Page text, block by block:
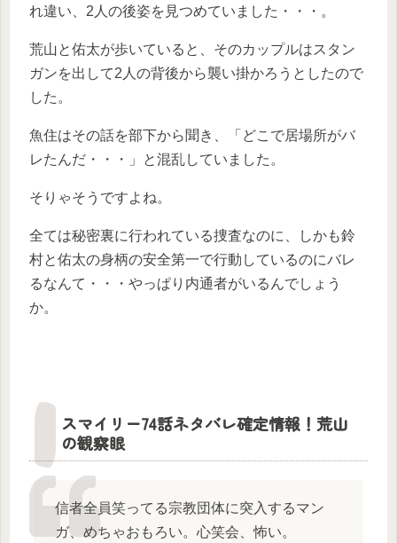
れ違い、2人の後姿を見つめていました・・・。
荒山と佑太が歩いていると、そのカップルはスタン
ガンを出して2人の背後から襲い掛かろうとしたので
した。
魚住はその話を部下から聞き、「どこで居場所がバ
レたんだ・・・」と混乱していました。
そりゃそうですよね。
全ては秘密裏に行われている捜査なのに、しかも鈴
村と佑太の身柄の安全第一で行動しているのにバレ
るなんて・・・やっぱり内通者がいるんでしょう
か。
スマイリー74話ネタバレ確定情報！荒山
の観察眼
信者全員笑ってる宗教団体に突入するマン
ガ、めちゃおもろい。心笑会、怖い。